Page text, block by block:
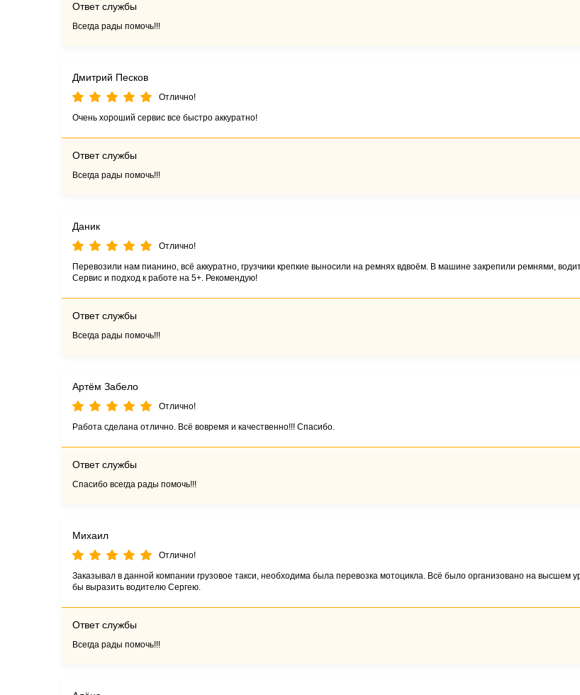
Ответ службы
Всегда рады помочь!!!
Дмитрий Песков
Отлично!
Очень хороший сервис все быстро аккуратно!
Ответ службы
Всегда рады помочь!!!
Даник
Отлично!
Перевозили нам пианино, всё аккуратно, грузчики крепкие выносили на ремнях вдвоём. В машине закрепили ремнями,
Сервис и подход к работе на 5+. Рекомендую!
Ответ службы
Всегда рады помочь!!!
Артём Забело
Отлично!
Работа сделана отлично. Всё вовремя и качественно!!! Спасибо.
Ответ службы
Спасибо всегда рады помочь!!!
Михаил
Отлично!
Заказывал в данной компании грузовое такси, необходима была перевозка мотоцикла. Всё было организовано на высшем
бы выразить водителю Сергею.
Ответ службы
Всегда рады помочь!!!